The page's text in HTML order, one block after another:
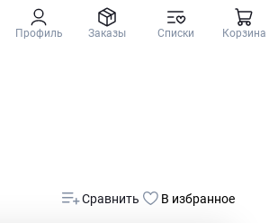
Профиль Заказы Списки Корзина
Сравнить В избранное